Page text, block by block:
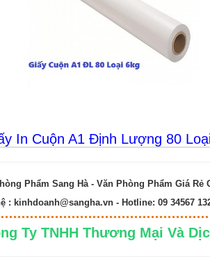
In Cuộn A1 Định Lượng 80
Phẩm Sang Hà - Văn Phòng Phẩm Giá Rẻ
: kinhdoanh@sangha.vn- Hotline: 09 34567
Ty TNHH Thương Mại Và